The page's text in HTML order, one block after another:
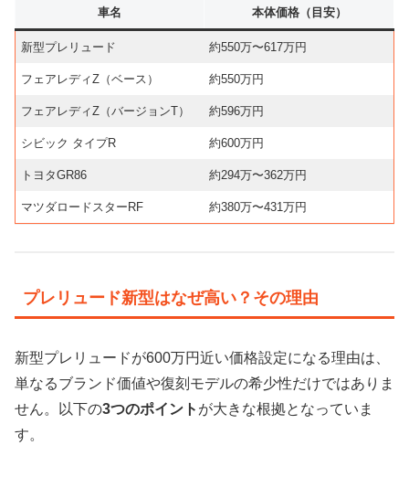
車名 本体価格（目安）
新型プレリュード 約550万〜617万円
フェアレディZ（ベース） 約550万円
フェアレディZ（バージョンT） 約596万円
シビック タイプR 約600万円
トヨタGR86 約294万〜362万円
マツダロードスターRF 約380万〜431万円
プレリュード新型はなぜ高い？その理由
新型プレリュードが600万円近い価格設定になる理由は、
単なるブランド価値や復刻モデルの希少性だけではありま
せん。以下の3つのポイント が大きな根拠となっていま
す。